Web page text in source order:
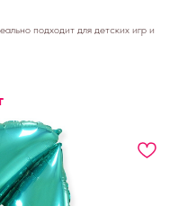
подходит для детских игр и